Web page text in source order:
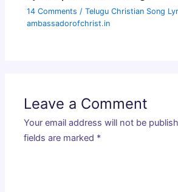
14 Comments /Telugu Christian Song
ambassadorofchrist.in
Leave a Comment
Your email address will not be
fields are marked *